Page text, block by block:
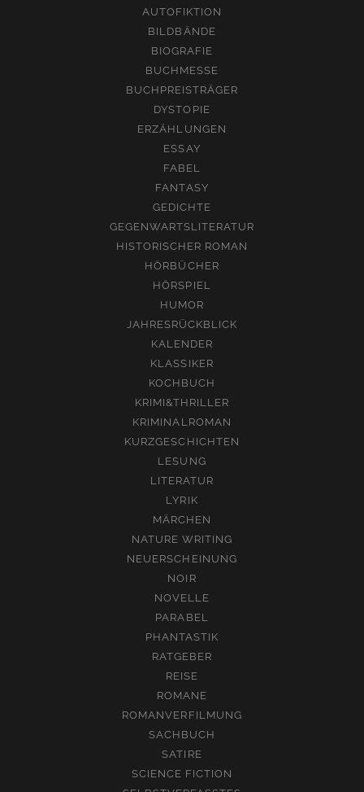
AUTOFIKTION
BILDBÄNDE
BIOGRAFIE
BUCHMESSE
BUCHPREISTRÄGER
DYSTOPIE
ERZÄHLUNGEN
ESSAY
FABEL
FANTASY
GEDICHTE
GEGENWARTSLITERATUR
HISTORISCHER ROMAN
HÖRBÜCHER
HÖRSPIEL
HUMOR
JAHRESRÜCKBLICK
KALENDER
KLASSIKER
KOCHBUCH
KRIMI&THRILLER
KRIMINALROMAN
KURZGESCHICHTEN
LESUNG
LITERATUR
LYRIK
MÄRCHEN
NATURE WRITING
NEUERSCHEINUNG
NOIR
NOVELLE
PARABEL
PHANTASTIK
RATGEBER
REISE
ROMANE
ROMANVERFILMUNG
SACHBUCH
SATIRE
SCIENCE FICTION